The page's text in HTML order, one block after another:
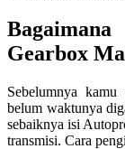
Gearbox
Sebelumnya
belum waktunya
sebaiknya isi
transmisi. Cara